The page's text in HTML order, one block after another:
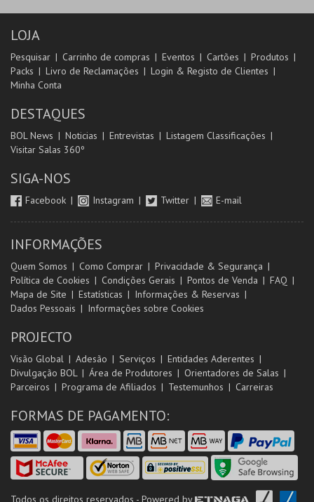
LOJA
Pesquisar Carrinho de compras Eventos Cartões
Produtos
Packs
Livro de Reclamações
Login & Registo de Clientes
Minha Conta
DESTAQUES
BOL News Noticias Entrevistas
Listagem Classificações
Visitar Salas 360º
SIGA-NOS
Facebook Instagram Twitter E-mail
INFORMAÇÕES
Quem Somos Como Comprar
Privacidade & Segurança
Política de Cookies
Condições Gerais Pontos de Venda
FAQ
Mapa de Site
Estatísticas
Informações & Reservas
Dados Pessoais
Informações sobre Cookies
PROJECTO
Visão Global Adesão Serviços
Entidades Aderentes
Divulgação BOL
Área de Produtores
Orientadores de Salas
Parceiros
Programa de Afiliados Testemunhos Carreiras
FORMAS DE PAGAMENTO:
Todos os direitos reservados - Powered by